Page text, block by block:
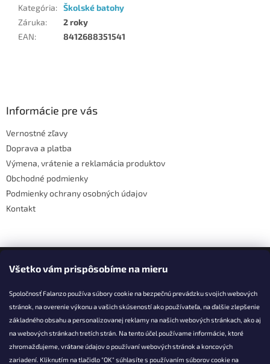
Všetko vám prispôsobíme na mieru
Spoločnosť Falanzo používa súbory cookie na bezpečnú prevádzku svojich webových
stránok, na overenie výkonu a vašich skúseností ako používateľa, na ďalšie zlepšenie
základného obsahu a personalizovanej reklamy na našich webových stránkach, ako aj
na webových stránkach tretích strán. Na tento účel používame informácie, ktoré
zhromažďujeme, vrátane údajov o používaní webových stránok a koncových
zariadení. Kliknutím na tlačidlo "OK" súhlasíte s používaním súborov cookie na
Kategória: Školské batohy
Záruka:
2 roky
EAN: 8412688351541
Informácie pre vás
Vernostné zľavy
Doprava a platba
Výmena, vrátenie a reklamácia produktov
Obchodné podmienky
Podmienky ochrany osobných údajov
Kontakt
Facebook
KONTAKT
info@falanzo.sk